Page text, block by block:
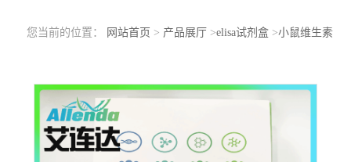
您当前的位置： 网站首页 > 产品展厅 >elisa试剂盒>小鼠维生素